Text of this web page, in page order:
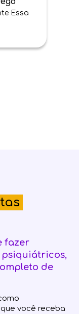
Essa
fazer
psiquiátricos,
de
você receba